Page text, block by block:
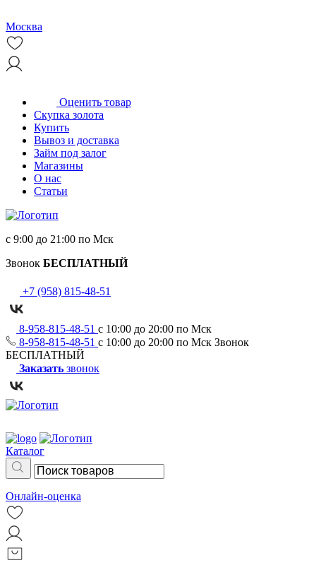
Москва
Оценить товар
Скупка золота
Купить
Вывоз и доставка
Займ под залог
Магазины
О нас
Статьи
с 9:00 до 21:00 по Мск
Звонок БЕСПЛАТНЫЙ
+7 (958) 815-48-51
8-958-815-48-51 с 10:00 до 20:00 по Мск
8-958-815-48-51 с 10:00 до 20:00 по Мск Звонок
БЕСПЛАТНЫЙ
Заказать звонок
Каталог
Онлайн-оценка